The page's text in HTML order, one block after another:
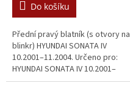
Do košíku
Přední pravý blatník (s otvory na
blinkr) HYUNDAI SONATA IV
10.2001–11.2004. Určeno pro:
HYUNDAI SONATA IV 10.2001–
11.2004.